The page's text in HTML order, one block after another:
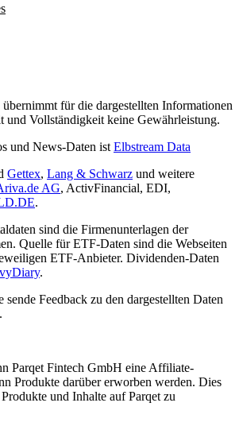
für die dargestellten Informationen
und Vollständigkeit keine Gewährleistung.
und News-Daten ist Elbstream Data
Gettex, Lang & Schwarz und weitere
AG, ActivFinancial, EDI,
.
sind die Firmenunterlagen der
Quelle für ETF-Daten sind die Webseiten
ETF-Anbieter. Dividenden-Daten
.
sende Feedback zu den dargestellten Daten
.
Parqet Fintech GmbH eine Affiliate-
Produkte darüber erworben werden. Dies
und Inhalte auf Parqet zu